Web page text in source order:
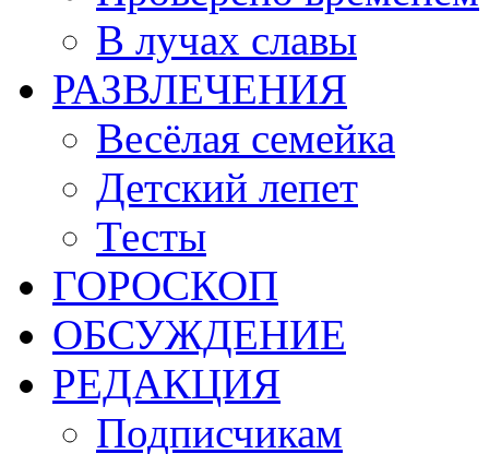
В лучах славы
РАЗВЛЕЧЕНИЯ
Весёлая семейка
Детский лепет
Тесты
ГОРОСКОП
ОБСУЖДЕНИЕ
РЕДАКЦИЯ
Подписчикам